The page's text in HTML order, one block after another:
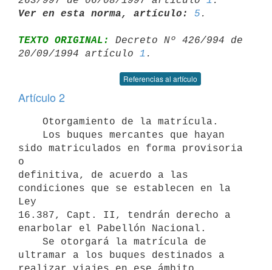
Ver en esta norma, artículo:
5
TEXTO ORIGINAL:
Decreto Nº 426/994 de
20/09/1994 artículo 1
Referencias al artículo
Artículo 2
sido matriculados en forma provisoria
o
definitiva, de acuerdo a las
condiciones que se establecen en la
Ley
16.387, Capt. II, tendrán derecho a
enarbolar el Pabellón Nacional.
ultramar a los buques destinados a